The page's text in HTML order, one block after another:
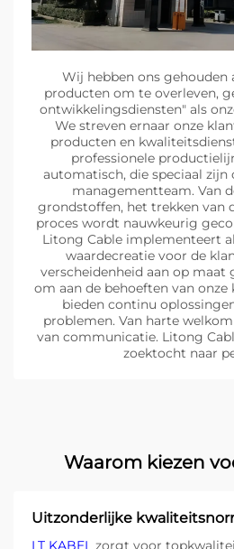
Wij hebben ons gehouden
producten om te overleven,
ontwikkelingsdiensten" als
We streven ernaar onze
producten en
professionele
automatisch, die speciaal
managementteam. Van
grondstoffen, het trekken van
proces wordt nauwkeurig
Litong Cable implementeert
waardecreatie voor de
verscheidenheid aan op maat
om aan de behoeften van onze
bieden continu
problemen. Van harte
van communicatie. Litong
zoektocht naar
Waarom kiezen
Uitzonderlijke
LT KABEL zorgt voor